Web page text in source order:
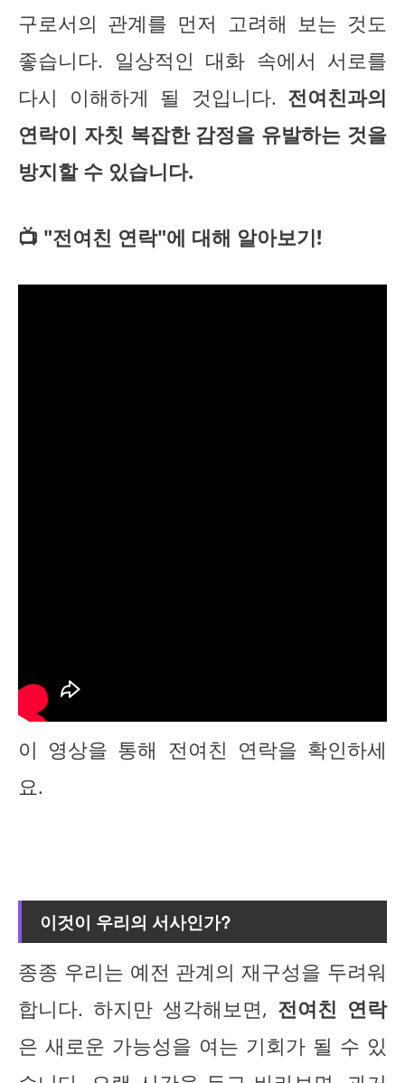
구로서의 관계를 먼저 고려해 보는 것도
좋습니다. 일상적인 대화 속에서 서로를
다시 이해하게 될 것입니다. 전여친과의
연락이 자칫 복잡한 감정을 유발하는 것을
방지할 수 있습니다.
📺 "전여친 연락"에 대해 알아보기!
이 영상을 통해 전여친 연락을 확인하세
요.
이것이 우리의 서사인가?
종종 우리는 예전 관계의 재구성을 두려워
합니다. 하지만 생각해보면, 전여친 연락
은 새로운 가능성을 여는 기회가 될 수 있